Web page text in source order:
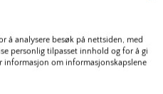
lun med frisk salat.
å analysere besøk på nettsiden, med
personlig tilpasset innhold og for å gi
informasjon om informasjonskapslene